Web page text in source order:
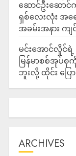
ဆောင်ဦးဆောင်
ရှစ်လေးလုံး အ
အခမ်းအနား ကျ
မင်းအောင်လှိုင်
မြန်မာစစ်အုပ်
ဘူးလို့ ထိုင်း ပြော
ARCHIVES